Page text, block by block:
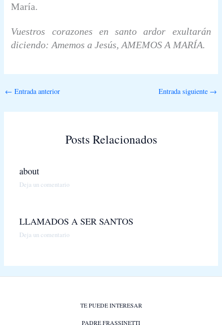
María.
Vuestros corazones en santo ardor exultarán
diciendo: Amemos a Jesús, AMEMOS A MARÍA.
← Entrada anterior Entrada siguiente →
Posts Relacionados
about
Deja un comentario
LLAMADOS A SER SANTOS
Deja un comentario
TE PUEDE INTERESAR
PADRE FRASSINETTI